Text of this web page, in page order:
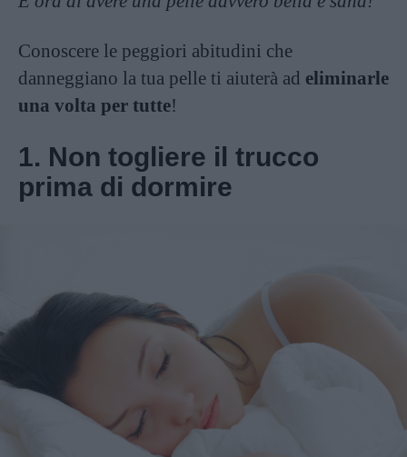
Conoscere le peggiori abitudini che
danneggiano la tua pelle ti aiuterà ad eliminarle
una volta per tutte!
1. Non togliere il trucco
prima di dormire